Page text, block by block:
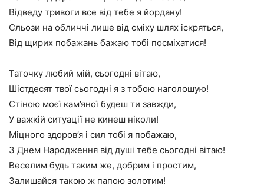
Відведу тривоги все від тебе я йордану!
Сльози на обличчі лише від сміху шлях іскряться,
Від щирих побажань бажаю тобі посміхатися!
Таточку любий мій, сьогодні вітаю,
Шістдесят твої сьогодні я з тобою наголошую!
Стіною моєї кам’яної будеш ти завжди,
У важкій ситуації не кинеш ніколи!
Міцного здоров’я і сил тобі я побажаю,
З Днем Народження від душі тебе сьогодні вітаю!
Веселим будь таким же, добрим і простим,
Залишайся такою ж папою золотим!